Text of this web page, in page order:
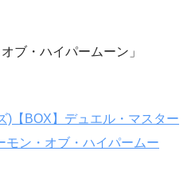
ブ・ハイパームーン」
)【BOX】デュエル・マスター
モン・オブ・ハイパームー